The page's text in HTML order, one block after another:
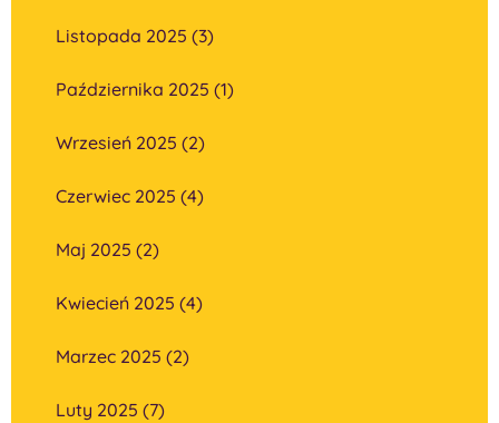
Listopada 2025 (3)
Października 2025 (1)
Wrzesień 2025 (2)
Czerwiec 2025 (4)
Maj 2025 (2)
Kwiecień 2025 (4)
Marzec 2025 (2)
Luty 2025 (7)